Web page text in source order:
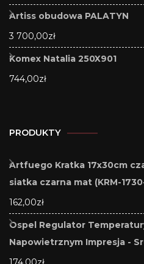
Artiss obudowa PALATYN
3 700,00zł
Komex Natalia 250X901
744,00zł
PRODUKTY
Artfuego Kratka 17x30cm
siatka czarna mat (KRM-
162,00zł
Ospel Regulator
Napowietrznym Impresja -